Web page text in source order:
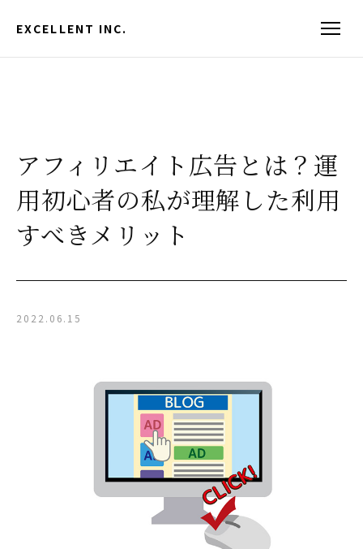
EXCELLENT INC.
アフィリエイト広告とは？運
用初心者の私が理解した利用
すべきメリット
2022.06.15